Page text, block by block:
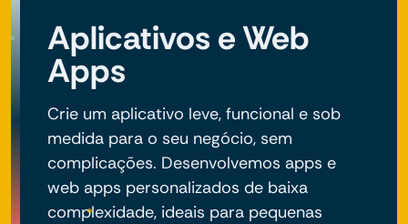
Aplicativos e Web
Apps
Crie um aplicativo leve, funcional e sob
medida para o seu negócio, sem
complicações. Desenvolvemos apps e
web apps personalizados de baixa
complexidade, ideais para pequenas